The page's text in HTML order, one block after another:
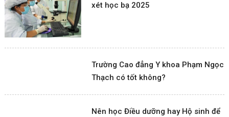
xét học bạ 2025
Trường Cao đẳng Y khoa Phạm Ngọc
Thạch có tốt không?
Nên học Điều dưỡng hay Hộ sinh để